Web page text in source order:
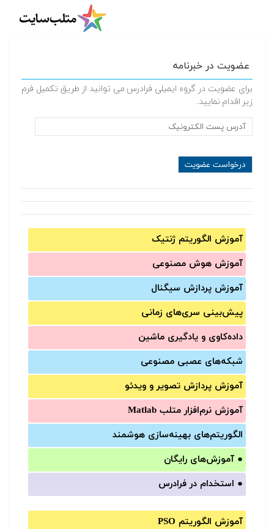
عضویت در خبرنامه
برای عضویت در گروه ایمیلی فرادرس می توانید از طریق تکمیل فرم
زیر اقدام نمایید.
آموزش الگوریتم ژنتیک
آموزش‌ هوش مصنوعی
آموزش‌ پردازش سیگنال
پیش‌‌بینی سری‌‌های زمانی
داده‌کاوی و یادگیری ماشین
شبکه‌های عصبی مصنوعی
آموزش‌ پردازش تصویر و ویدئو
آموزش‌ نرم‌افزار متلب Matlab
الگوریتم‌های بهینه‌سازی هوشمند
● آموزش‌های رایگان
● استخدام در فرادرس
آموزش الگوریتم PSO